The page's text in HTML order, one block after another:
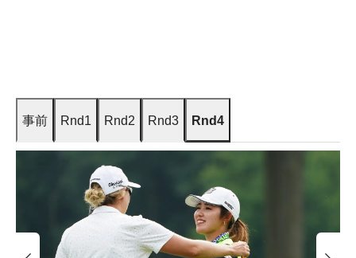
事前 Rnd1 Rnd2 Rnd3 Rnd4